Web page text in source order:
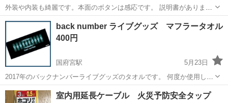
外装や内装も綺麗です。本面のボタンは感応です。 説明書がありま
す。
愛知 稲沢市 その他
back number ライブグッズ マフラータオル
400円
国府宮駅
5月23日
2017年のバックナンバーライブグッズのタオルです。 何度か使用し、
その後しまってあったため出品いたします。 バックナンバーのロゴが
少しほつれ気味です。（画像３枚目） 使用感ご理解の上購入お願いし
愛知 稲沢市 国府宮駅 その他 タオル
室内用延長ケーブル 火災予防安全タップ